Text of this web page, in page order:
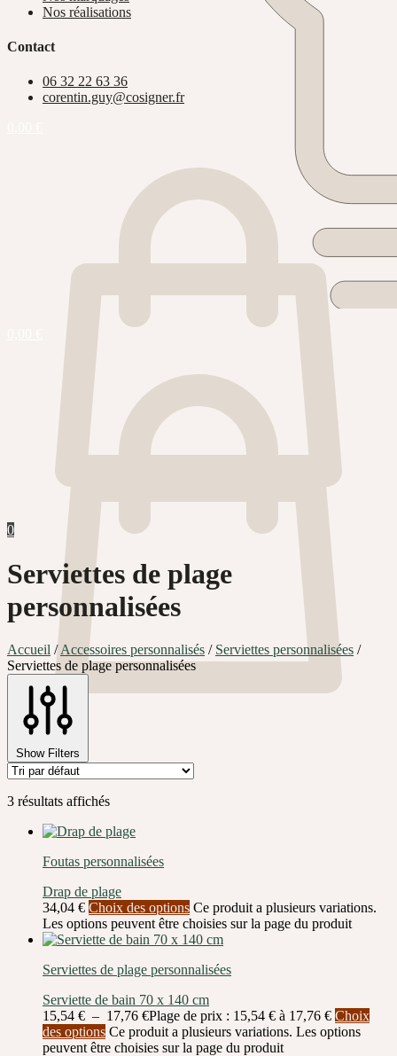
Nos réalisations
Contact
06 32 22 63 36
corentin.guy@cosigner.fr
0
Serviettes de plage
personnalisées
Accueil /Accessoires personnalisés / Serviettes personnalisées /
Serviettes de plage personnalisées
Show Filters
3 résultats affichés
Foutas personnalisées
Drap de plage
34,04 € Choix des options Ce produit a plusieurs variations.
Les options peuvent être choisies sur la page du produit
Serviettes de plage personnalisées
Serviette de bain 70 x 140 cm
15,54 € – 17,76 €Plage de prix : 15,54 € à 17,76 € Choix
des options Ce produit a plusieurs variations. Les options
peuvent être choisies sur la page du produit